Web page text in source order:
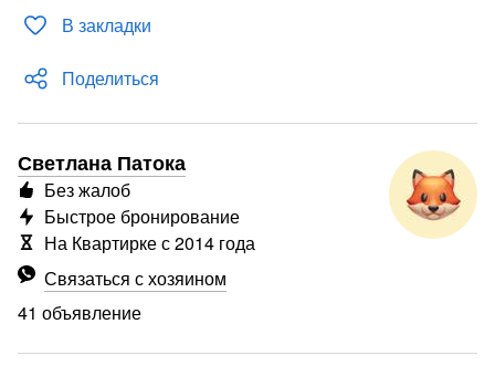
В закладки
Поделиться
Светлана Патока
Связаться с хозяином
41 объявление
Без жалоб
Быстрое бронирование
На Квартирке с 2014 года